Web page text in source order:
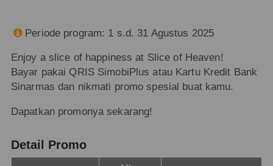
 Periode program: 1 s.d. 31 Agustus 2025
Enjoy a slice of happiness at Slice of Heaven!
Bayar pakai QRIS SimobiPlus atau Kartu Kredit Bank
Sinarmas dan nikmati promo spesial buat kamu.
Dapatkan promonya sekarang!
Detail Promo